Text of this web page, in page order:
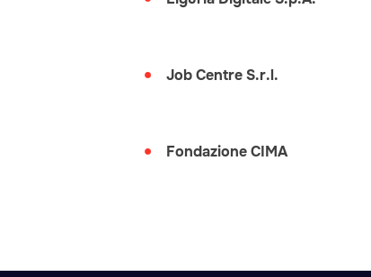
Job Centre S.r.l.
Fondazione CIMA